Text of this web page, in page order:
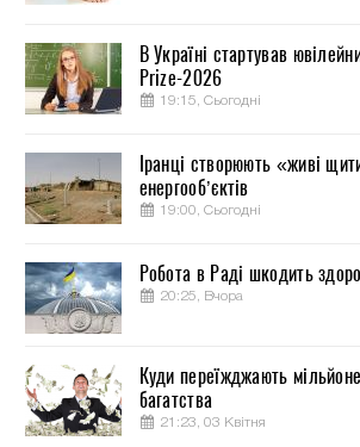
В Україні стартував
Prize-2026
19:15, Сьогодні
Іранці створюють «живі
енергооб’єктів
19:00, Сьогодні
Робота в Раді шкодить
20:25, Вчора
Куди переїжджають
багатства
21:23, 03 Квітня